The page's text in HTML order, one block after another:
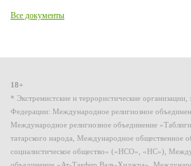
Все документы
18+
* Экстремистские и террористические организации,
Федерации: Международное религиозное
Международное религиозное объединение
татарского народа, Международное общественное
социалистическое общество» («НСО», «НС»),